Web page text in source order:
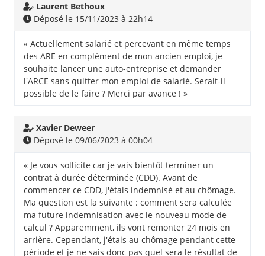
Laurent Bethoux
Déposé le 15/11/2023 à 22h14
« Actuellement salarié et percevant en même temps
des ARE en complément de mon ancien emploi, je
souhaite lancer une auto-entreprise et demander
l'ARCE sans quitter mon emploi de salarié. Serait-il
possible de le faire ? Merci par avance ! »
Xavier Deweer
Déposé le 09/06/2023 à 00h04
« Je vous sollicite car je vais bientôt terminer un
contrat à durée déterminée (CDD). Avant de
commencer ce CDD, j'étais indemnisé et au chômage.
Ma question est la suivante : comment sera calculée
ma future indemnisation avec le nouveau mode de
calcul ? Apparemment, ils vont remonter 24 mois en
arrière. Cependant, j'étais au chômage pendant cette
période et je ne sais donc pas quel sera le résultat de